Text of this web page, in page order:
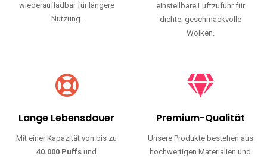
wiederaufladbar für längere
Nutzung.
einstellbare Luftzufuhr für
dichte, geschmackvolle
Wolken.
Lange Lebensdauer
Mit einer Kapazität von bis zu
40.000 Puffs und
Premium-Qualität
Unsere Produkte bestehen aus
hochwertigen Materialien und